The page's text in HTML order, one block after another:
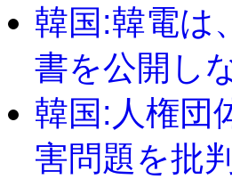
韓国:韓電は
書を公開し
韓国:人権団
害問題を批